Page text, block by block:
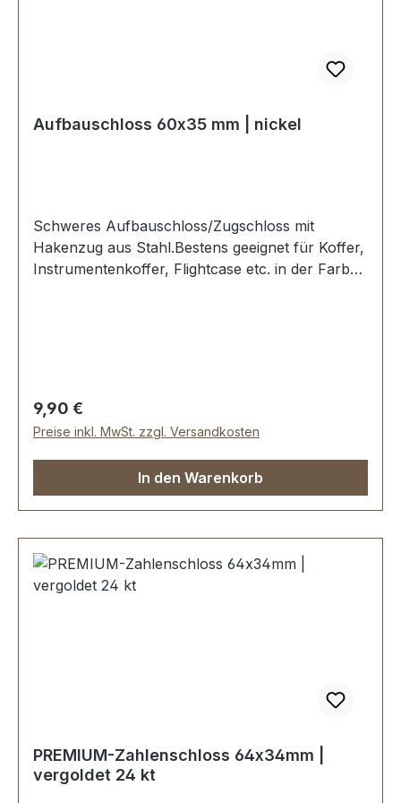
Aufbauschloss 60x35 mm | nickel
Schweres Aufbauschloss/Zugschloss mit
Hakenzug aus Stahl.Bestens geeignet für Koffer,
Instrumentenkoffer, Flightcase etc. in der Farbe
Schlüssel
Regulärer Preis:
9,90 €
Preise inkl. MwSt. zzgl. Versandkosten
In den Warenkorb
PREMIUM-Zahlenschloss 64x34mm |
vergoldet 24 kt